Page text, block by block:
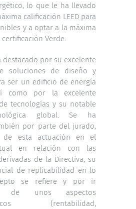
lo que le ha llevado
calificación LEED para
y a optar a la máxima
Verde.
destacado por su excelente
soluciones de diseño y
ser un edificio de energía
como por la excelente
tecnologías y su notable
global. Se ha
por parte del jurado,
de esta actuación en el
en relación con las
de la Directiva, su
de replicabilidad en lo
se refiere y por ir
de unos aspectos
(rentabilidad,